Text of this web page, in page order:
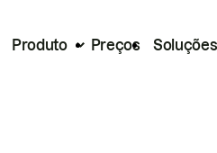
Produto Preços Soluções